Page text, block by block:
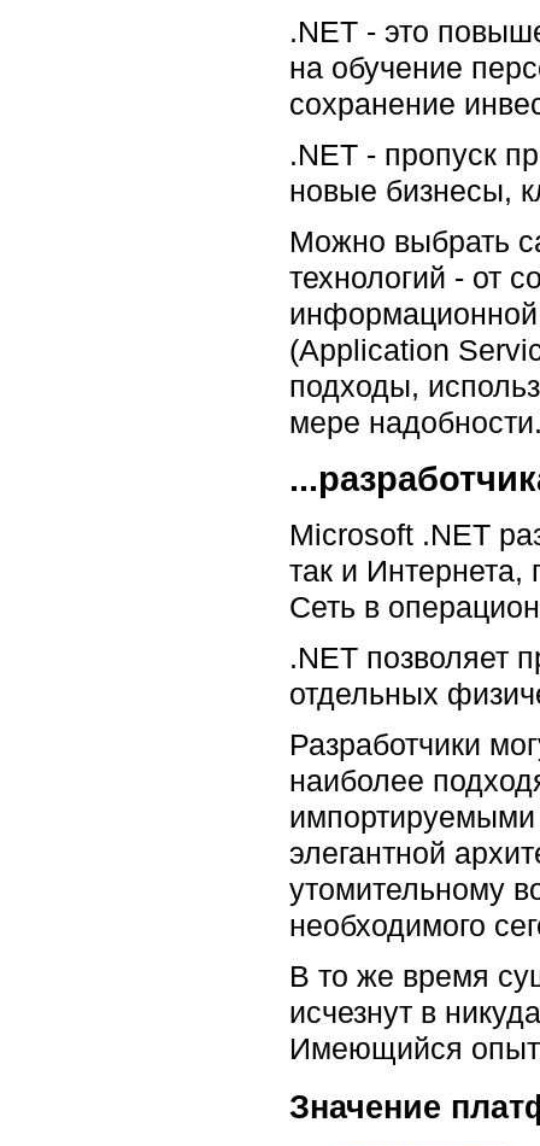
.NET - это
на обучение
сохранение
.NET - пропуск
новые бизнесы,
Можно выбрать
технологий - от
(Application
подходы,
мере
Microsoft .NET
так и
Сеть в
.NET позволяет
отдельных
Разработчики
наиболее
импортируемыми
элегантной
утомительному
необходимого
В то же время
исчезнут в
Имеющийся опыт
Значение